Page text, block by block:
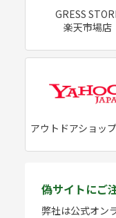
GRESS
楽天市場店
アウトドアショッ
偽サイトにご
弊社は公式オン